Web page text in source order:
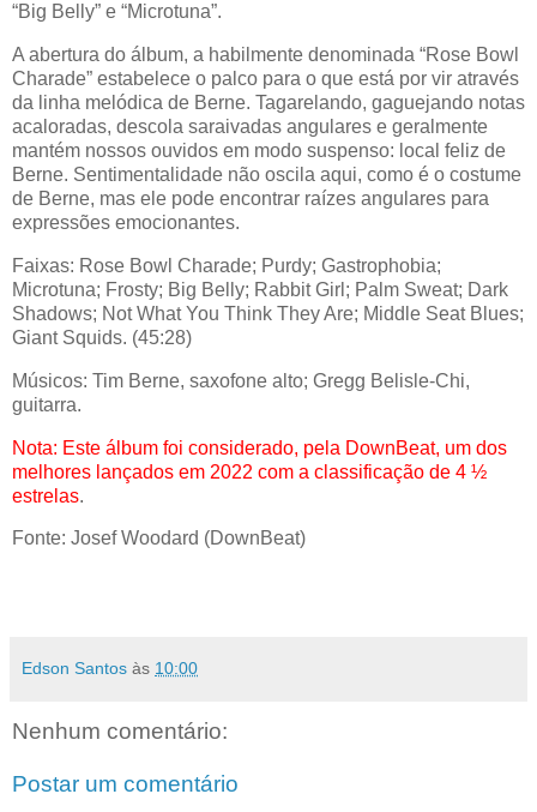
“Big Belly” e “Microtuna”.
A abertura do álbum, a habilmente denominada “Rose Bowl
Charade” estabelece o palco para o que está por vir através
da linha melódica de Berne. Tagarelando, gaguejando notas
acaloradas, descola saraivadas angulares e geralmente
mantém nossos ouvidos em modo suspenso: local feliz de
Berne. Sentimentalidade não oscila aqui, como é o costume
de Berne, mas ele pode encontrar raízes angulares para
expressões emocionantes.
Faixas: Rose Bowl Charade; Purdy; Gastrophobia;
Microtuna; Frosty; Big Belly; Rabbit Girl; Palm Sweat; Dark
Shadows; Not What You Think They Are; Middle Seat Blues;
Giant Squids. (45:28)
Músicos: Tim Berne, saxofone alto; Gregg Belisle-Chi,
guitarra.
Nota: Este álbum foi considerado, pela DownBeat, um dos
melhores lançados em 2022 com a classificação de 4 ½
estrelas.
Fonte: Josef Woodard (DownBeat)
Edson Santos às 10:00
Nenhum comentário:
Postar um comentário